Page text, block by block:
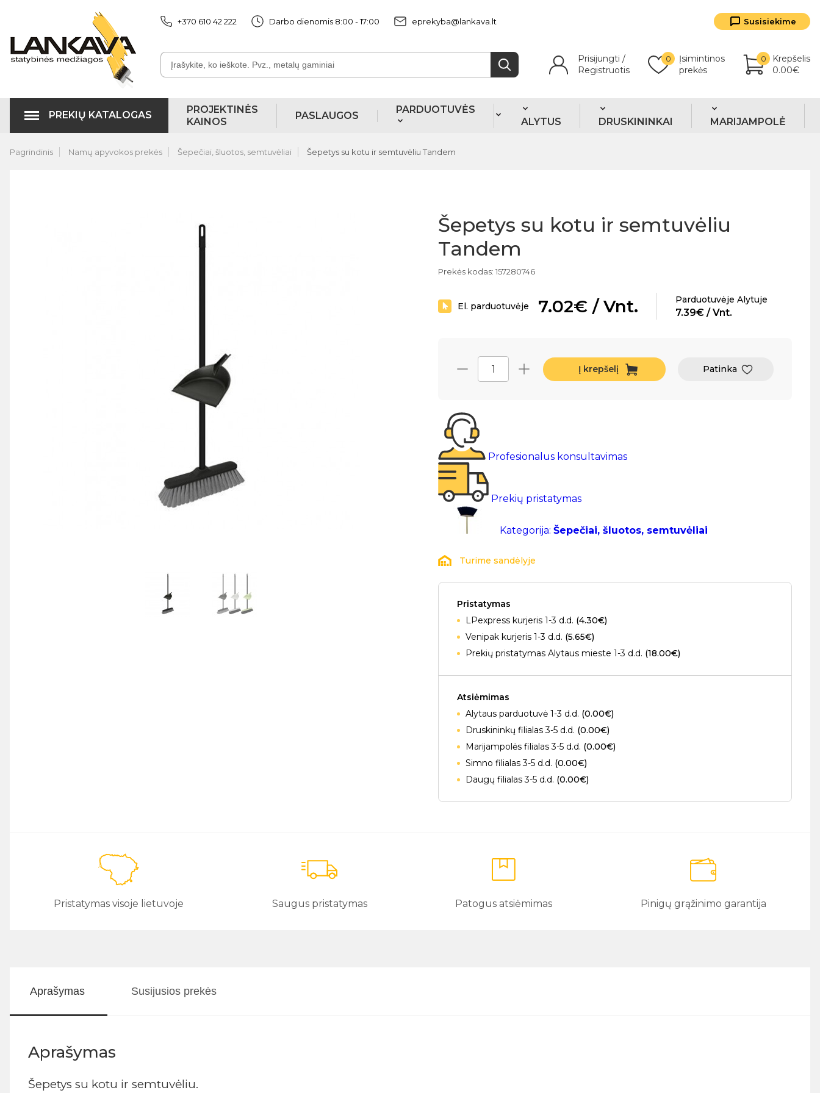
+370 610 42 222 Darbo dienomis 8:00 - 17:00 eprekyba@lankava.lt Susisiekime
Prisijungti /
Registruotis
Įsimintinos
prekės
0
Krepšelis
0.00€
0
PREKIŲ KATALOGAS
PROJEKTINĖS
KAINOS
PASLAUGOS
PARDUOTUVĖS
ALYTUS
DRUSKININKAI MARIJAMPOLĖ
Pagrindinis Namų apyvokos prekės Šepečiai, šluotos, semtuvėliai Šepetys su kotu ir semtuvėliu Tandem
Šepetys su kotu ir semtuvėliu
Tandem
Prekės kodas: 157280746
El. parduotuvėje 7.02€ / Vnt. Parduotuvėje Alytuje
7.39€ / Vnt.
Į krepšelį Patinka
Profesionalus konsultavimas
Prekių pristatymas
Kategorija: Šepečiai, šluotos, semtuvėliai
Turime sandėlyje
Pristatymas
LPexpress kurjeris 1-3 d.d. (4.30€)
Venipak kurjeris 1-3 d.d. (5.65€)
Prekių pristatymas Alytaus mieste 1-3 d.d. (18.00€)
Atsiėmimas
Alytaus parduotuvė 1-3 d.d. (0.00€)
Druskininkų filialas 3-5 d.d. (0.00€)
Marijampolės filialas 3-5 d.d. (0.00€)
Simno filialas 3-5 d.d. (0.00€)
Daugų filialas 3-5 d.d. (0.00€)
Pristatymas visoje lietuvoje Saugus pristatymas Patogus atsiėmimas Pinigų grąžinimo garantija
Aprašymas Susijusios prekės
Aprašymas
Šepetys su kotu ir semtuvėliu.